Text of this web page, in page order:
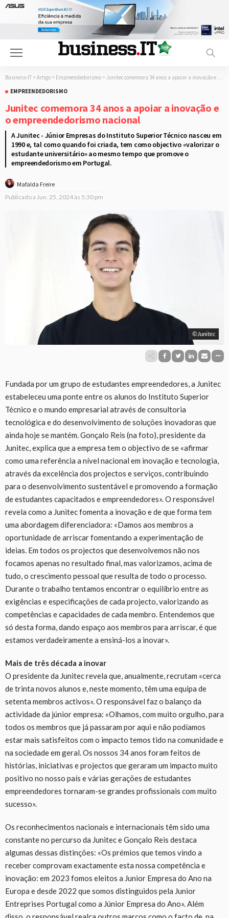
Business-IT > Artigo > Empreendedorismo > Junitec comemora 34 anos a apoiar a inovação e o empreendedorismo nacional
EMPREENDEDORISMO
Junitec comemora 34 anos a apoiar a inovação e
o empreendedorismo nacional
A Junitec - Júnior Empresas do Instituto Superior Técnico nasceu em
1990 e, tal como quando foi criada, tem como objectivo «valorizar o
estudante universitário» ao mesmo tempo que promove o
empreendedorismo em Portugal.
Mafalda Freire
Publicado a Jun. 25, 2024 às 5:30 pm
©Junitec
Fundada por um grupo de estudantes empreendedores, a Junitec
estabeleceu uma ponte entre os alunos do Instituto Superior
Técnico e o mundo empresarial através de consultoria
tecnológica e do desenvolvimento de soluções inovadoras que
ainda hoje se mantém. Gonçalo Reis (na foto), presidente da
Junitec, explica que a empresa tem o objectivo de se «afirmar
como uma referência a nível nacional em inovação e tecnologia,
através da excelência dos projectos e serviços, contribuindo
para o desenvolvimento sustentável e promovendo a formação
de estudantes capacitados e empreendedores». O responsável
revela como a Junitec fomenta a inovação e de que forma tem
uma abordagem diferenciadora: «Damos aos membros a
oportunidade de arriscar fomentando a experimentação de
ideias. Em todos os projectos que desenvolvemos não nos
focamos apenas no resultado final, mas valorizamos, acima de
tudo, o crescimento pessoal que resulta de todo o processo.
Durante o trabalho tentamos encontrar o equilíbrio entre as
exigências e especificações de cada projecto, valorizando as
competências e capacidades de cada membro. Entendemos que
só desta forma, dando espaço aos membros para arriscar, é que
estamos verdadeiramente a ensiná-los a inovar».
Mais de três década a inovar
O presidente da Junitec revela que, anualmente, recrutam «cerca
de trinta novos alunos e, neste momento, têm uma equipa de
setenta membros activos». O responsável faz o balanço da
actividade da júnior empresa: «Olhamos, com muito orgulho, para
todos os membros que já passaram por aqui e não podíamos
estar mais satisfeitos com o impacto temos tido na comunidade e
na sociedade em geral. Os nossos 34 anos foram feitos de
histórias, iniciativas e projectos que geraram um impacto muito
positivo no nosso país e várias gerações de estudantes
empreendedores tornaram-se grandes profissionais com muito
sucesso».
Os reconhecimentos nacionais e internacionais têm sido uma
constante no percurso da Junitec e Gonçalo Reis destaca
algumas dessas distinções: «Os prémios que temos vindo a
receber comprovam exactamente esta nossa competência e
inovação: em 2023 fomos eleitos a Junior Empresa do Ano na
Europa e desde 2022 que somos distinguidos pela Junior
Entreprises Portugal como a Júnior Empresa do Ano». Além